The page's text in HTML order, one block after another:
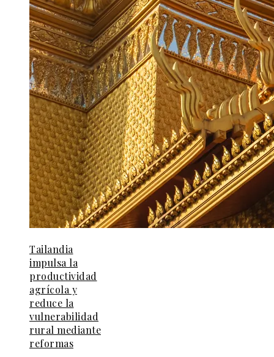
Tailandia
impulsa la
productividad
agrícola y
reduce la
vulnerabilidad
rural mediante
reformas